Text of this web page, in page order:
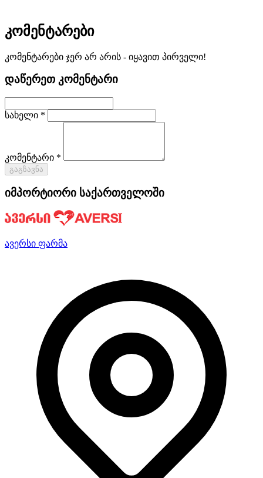
კომენტარები
კომენტარები ჯერ არ არის - იყავით პირველი!
დაწერეთ კომენტარი
სახელი *
კომენტარი *
გაგზავნა
იმპორტიორი საქართველოში
ავერსი ფარმა